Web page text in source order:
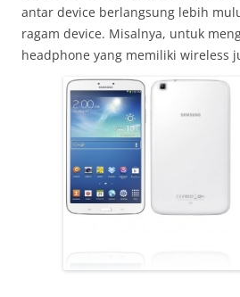
antar device berlangsung lebih
ragam device. Misalnya, untuk
headphone yang memiliki wireless